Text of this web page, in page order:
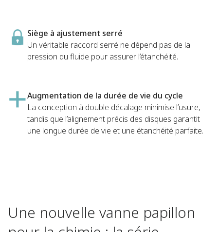
Siège à ajustement serré
Un véritable raccord serré ne dépend pas de la
pression du fluide pour assurer l’étanchéité.
Augmentation de la durée de vie du cycle
La conception à double décalage minimise l’usure,
tandis que l’alignement précis des disques garantit
une longue durée de vie et une étanchéité parfaite.
Une nouvelle vanne papillon